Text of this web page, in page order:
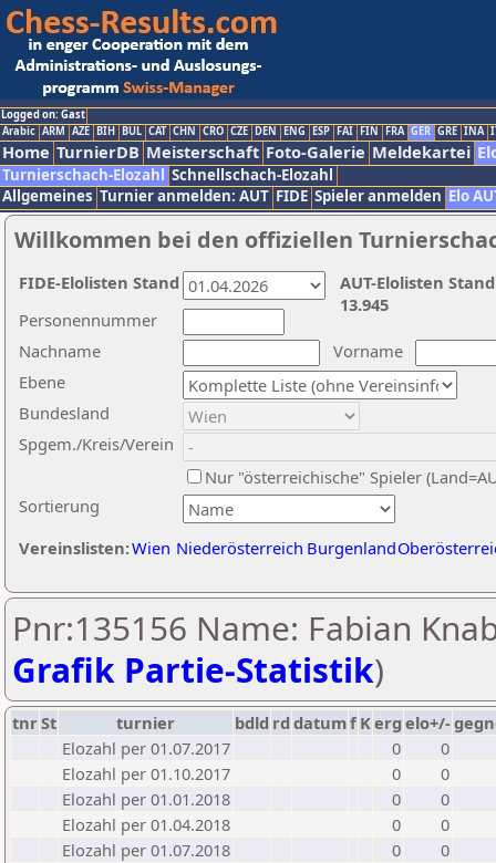
Logged on: Gast
Arabic ARM AZE BIH BUL CAT CHN CRO CZE DEN ENG ESP FAI FIN FRA GER GRE INA
Home TurnierDB Meisterschaft Foto-Galerie Meldekartei
Turnierschach-Elozahl Schnellschach-Elozahl
Allgemeines Turnier anmelden: AUT FIDE Spieler anmelden Elo
Willkommen bei den offiziellen
Nachname
Vorname
Ebene
Sortierung
Personennummer
Bundesland
Spgem./Kreis/Verein
Nur "österreichische" Spieler
Vereinslisten:Wien Niederösterreich Burgenland
AUT-Elolisten
13.945
FIDE-Elolisten Stand
Pnr:135156 Name: Fabian
Grafik Partie-Statistik)
tnrSt turnier bdld rd datumf Kerg elo+/-
Elozahl per 01.07.2017
0
0
Elozahl per 01.10.2017
0
0
Elozahl per 01.01.2018
0
0
Elozahl per 01.04.2018
0
0
Elozahl per 01.07.2018
0
0